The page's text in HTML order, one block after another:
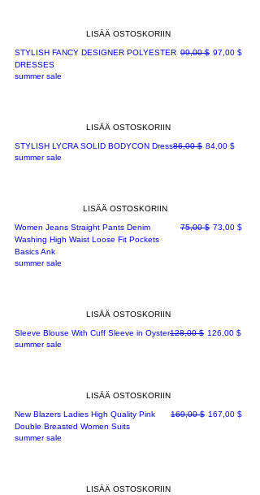
LISÄÄ OSTOSKORIIN
STYLISH FANCY DESIGNER POLYESTER
DRESSES
Normaali hinta
99,00 $ Alehinta
97,00 $
summer sale
LISÄÄ OSTOSKORIIN
STYLISH LYCRA SOLID BODYCON DressNormaali hinta
86,00 $ Alehinta
84,00 $
summer sale
LISÄÄ OSTOSKORIIN
Women Jeans Straight Pants Denim
Washing High Waist Loose Fit Pockets
Basics Ank
Normaali hinta
75,00 $ Alehinta
73,00 $
summer sale
LISÄÄ OSTOSKORIIN
Sleeve Blouse With Cuff Sleeve in OysterNormaali hinta
128,00 $ Alehinta
126,00 $
summer sale
LISÄÄ OSTOSKORIIN
New Blazers Ladies High Quality Pink
Double Breasted Women Suits
Normaali hinta
169,00 $ Alehinta
167,00 $
summer sale
LISÄÄ OSTOSKORIIN